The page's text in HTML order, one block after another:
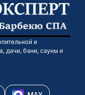
и
дачи, бани, сауны и